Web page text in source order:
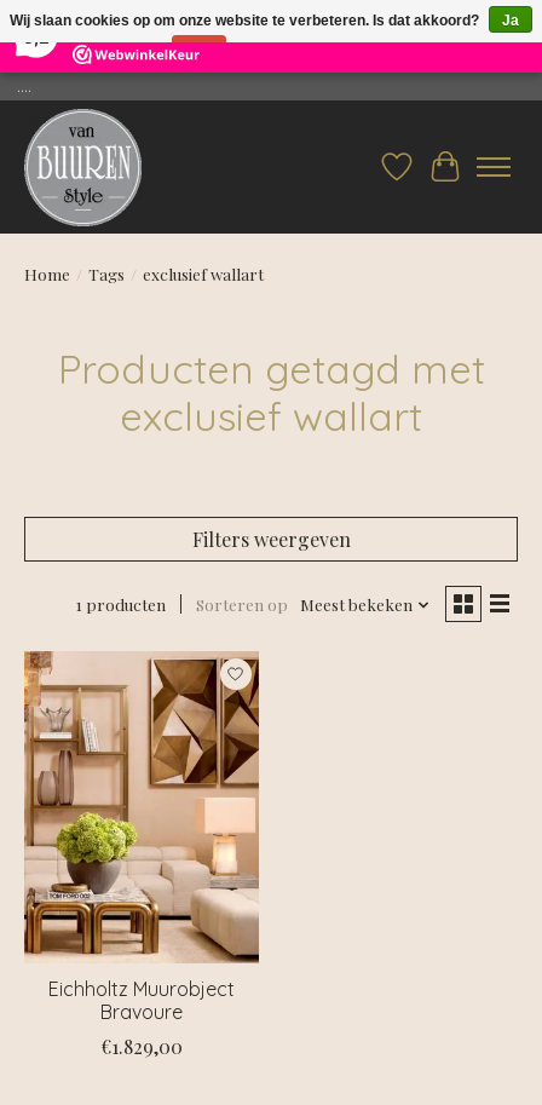
26 Reviews ×
....
Verlanglijst
Home / Tags / exclusief wallart
Producten getagd met
exclusief wallart
Filters weergeven
1 producten Sorteren op Meest bekeken
Eichholtz Muurobject
Bravoure
€1.829,00
Wij slaan cookies op om onze website te verbeteren. Is dat akkoord?
Ja
Nee